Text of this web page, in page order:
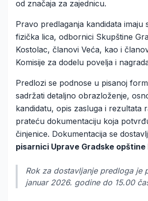
od značaja za zajednicu.
Pravo predlaganja kandidata imaju
fizička lica, odbornici Skupštine
Kostolac, članovi Veća, kao i
Komisije za dodelu povelja i
Predlozi se podnose u pisanoj
sadržati detaljno obrazloženje,
kandidatu, opis zasluga i rezultata
prateću dokumentaciju koja
činjenice. Dokumentacija se
pisarnici Uprave Gradske opštine
Rok za dostavljanje predloga je
januar 2026. godine do 15.00